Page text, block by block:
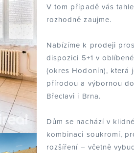
V tom případě vás
rozhodně zaujme.
Nabízíme k prodeji
dispozici 5+1 v
(okres Hodonín), která
přírodou a výbornou
Břeclavi i Brna.
Dům se nachází v
kombinaci soukromí,
rozšíření – včetně